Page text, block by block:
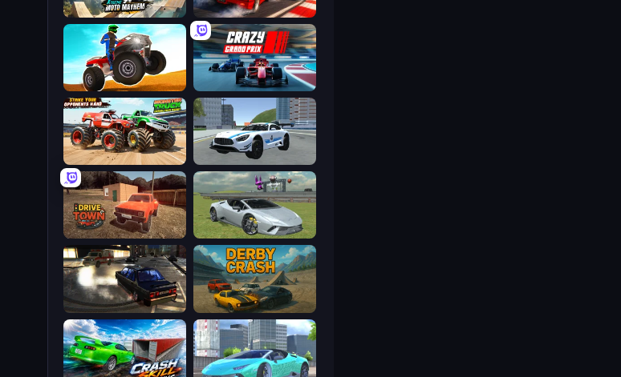
Racing: Online!
Xtreme Moto Mayhem
Crazy Grand Prix
ATV Ultimate Offroad
Crazy Stunt Cars 2
Monster Truck Demolition Derby
Sports Cars Driver
DriveTown
Derby Crash
City Classic Car Driving: 131